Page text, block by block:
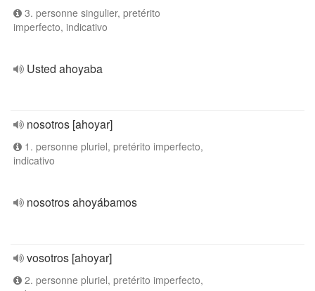
3. personne singulier, pretérito
imperfecto, indicativo
Usted ahoyaba
nosotros [ahoyar]
1. personne pluriel, pretérito imperfecto,
indicativo
nosotros ahoyábamos
vosotros [ahoyar]
2. personne pluriel, pretérito imperfecto,